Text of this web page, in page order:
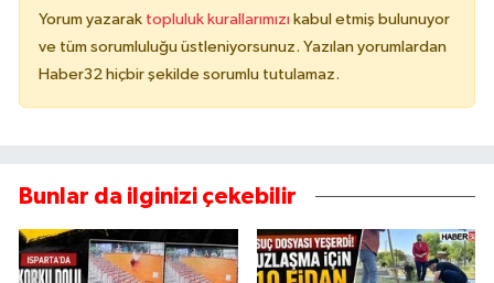
Yorum yazarak topluluk kurallarımızı kabul etmiş bulunuyor
ve tüm sorumluluğu üstleniyorsunuz. Yazılan yorumlardan
Haber32 hiçbir şekilde sorumlu tutulamaz.
Bunlar da ilginizi çekebilir